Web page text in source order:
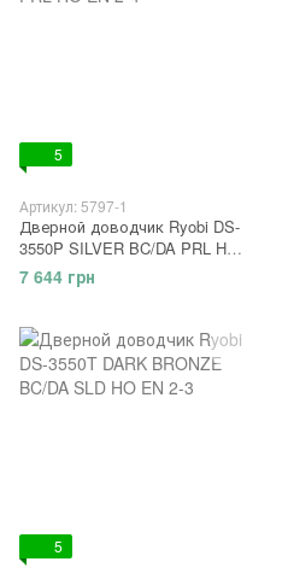
5
Артикул: 5797-1
Дверной доводчик Ryobi DS-
3550P SILVER BC/DA PRL HO
EN 2-4
7 644 грн
5